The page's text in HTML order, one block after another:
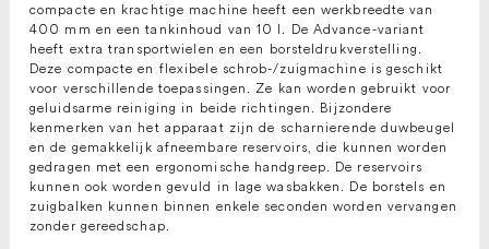
compacte en krachtige machine heeft een werkbreedte van
400 mm en een tankinhoud van 10 l. De Advance-variant
heeft extra transportwielen en een borsteldrukverstelling.
Deze compacte en flexibele schrob-/zuigmachine is geschikt
voor verschillende toepassingen. Ze kan worden gebruikt voor
geluidsarme reiniging in beide richtingen. Bijzondere
kenmerken van het apparaat zijn de scharnierende duwbeugel
en de gemakkelijk afneembare reservoirs, die kunnen worden
gedragen met een ergonomische handgreep. De reservoirs
kunnen ook worden gevuld in lage wasbakken. De borstels en
zuigbalken kunnen binnen enkele seconden worden vervangen
zonder gereedschap.